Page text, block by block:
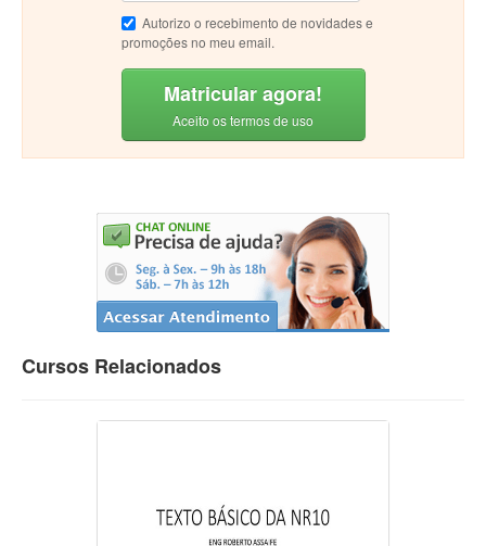
Autorizo o recebimento de novidades e
promoções no meu email.
Matricular agora!
Aceito os termos de uso
Cursos Relacionados